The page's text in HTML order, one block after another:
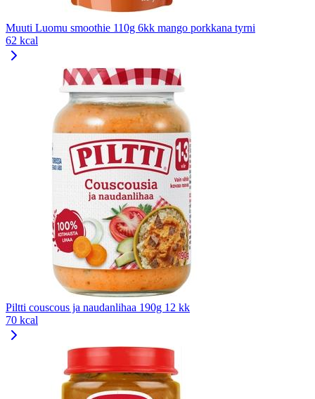
Muuti Luomu smoothie 110g 6kk mango porkkana tyrni
62 kcal
Piltti couscous ja naudanlihaa 190g 12 kk
70 kcal